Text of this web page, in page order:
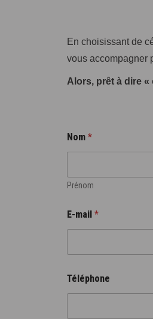
En choisissant de
vous accompagner
Alors, prêt à dire
Nom *
Prénom
E-mail *
Téléphone